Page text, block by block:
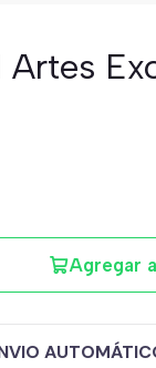
Artes
Agregar